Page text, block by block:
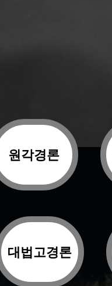
원각경론
대법고경론